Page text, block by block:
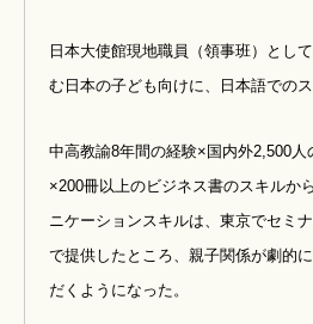
日本大使館現地職員（領事班）として
む日本の子ども向けに、日本語での
中高教諭8年間の経験×国内外2,500
×200冊以上のビジネス書のスキルか
ニケーションスキルは、 東京でセミ
で提供したところ、 親子関係が劇的
だくようになった。